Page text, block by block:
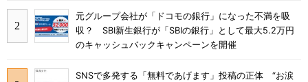
元グループ会社が「ドコモの銀行」になった不満を吸
収？ SBI新生銀行が「SBIの銀行」として最大5.2万円
のキャッシュバックキャンペーンを開催
SNSで多発する「無料であげます」投稿の正体 “お涙